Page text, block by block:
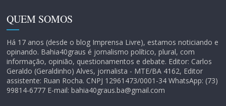
QUEM SOMOS
Há 17 anos (desde o blog Imprensa Livre), estamos noticiando e
opinando. Bahia40graus é jornalismo político, plural, com
informação, opinião, questionamentos e debate. Editor: Carlos
Geraldo (Geraldinho) Alves, jornalista - MTE/BA 4162, Editor
assistente: Ruan Rocha. CNPJ 12961473/0001-34 WhatsApp: (73)
99814-6777 E-mail: bahia40graus.ba@gmail.com